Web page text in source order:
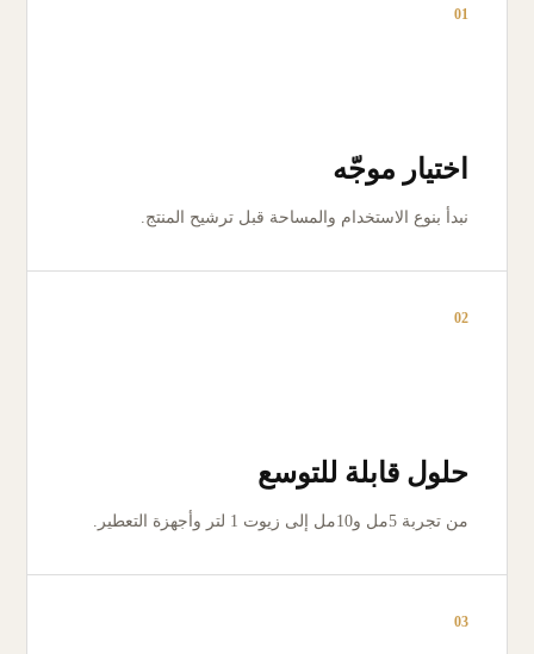
01
اختيار موجّه
نبدأ بنوع الاستخدام والمساحة قبل ترشيح المنتج.
02
حلول قابلة للتوسع
من تجربة 5مل و10مل إلى زيوت 1 لتر وأجهزة التعطير.
03